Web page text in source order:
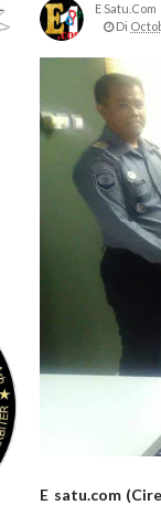
E Satu.com
Di
E satu.com